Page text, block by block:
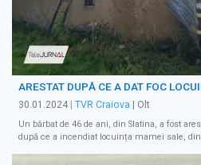
ARESTAT DUPĂ CE A DAT FOC
30.01.2024 TVR Craiova | Olt
Un bărbat de 46 de ani, din Slatina, a fost
după ce a incendiat locuința mamei sale, din